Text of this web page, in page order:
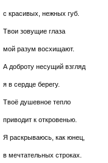
с красивых, нежных губ.
Твои зовущие глаза
мой разум восхищают.
А доброту несущий взгляд
я в сердце берегу.
Твоё душевное тепло
приводит к откровенью.
Я раскрываюсь, как юнец,
в мечтательных строках.